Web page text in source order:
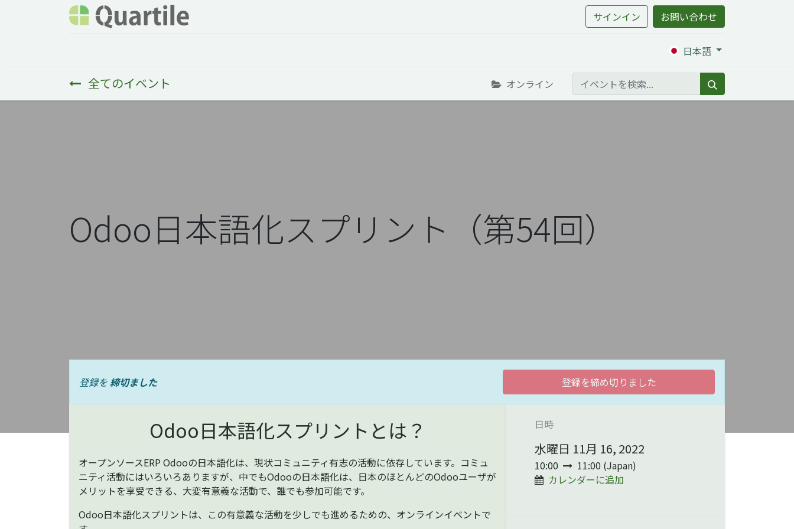
サインイン お問い合わせ
日本語
全てのイベント オンライン
Odoo日本語化スプリント（第54回）
登録を締切ました 登録を締め切りました
Odoo日本語化スプリントとは？
オープンソースERP Odooの日本語化は、現状コミュニティ有志の活動に依存しています。コミュ
ニティ活動にはいろいろありますが、中でもOdooの日本語化は、日本のほとんどのOdooユーザが
メリットを享受できる、大変有意義な活動で、誰でも参加可能です。
Odoo日本語化スプリントは、この有意義な活動を少しでも進めるための、オンラインイベントで
日時
水曜日 11月 16, 2022
10:00 11:00 (Japan)
カレンダーに追加